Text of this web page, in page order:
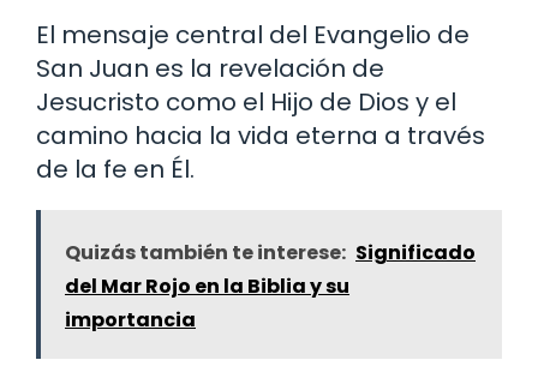
El mensaje central del Evangelio de
San Juan es la revelación de
Jesucristo como el Hijo de Dios y el
camino hacia la vida eterna a través
de la fe en Él.
Quizás también te interese: Significado
del Mar Rojo en la Biblia y su
importancia